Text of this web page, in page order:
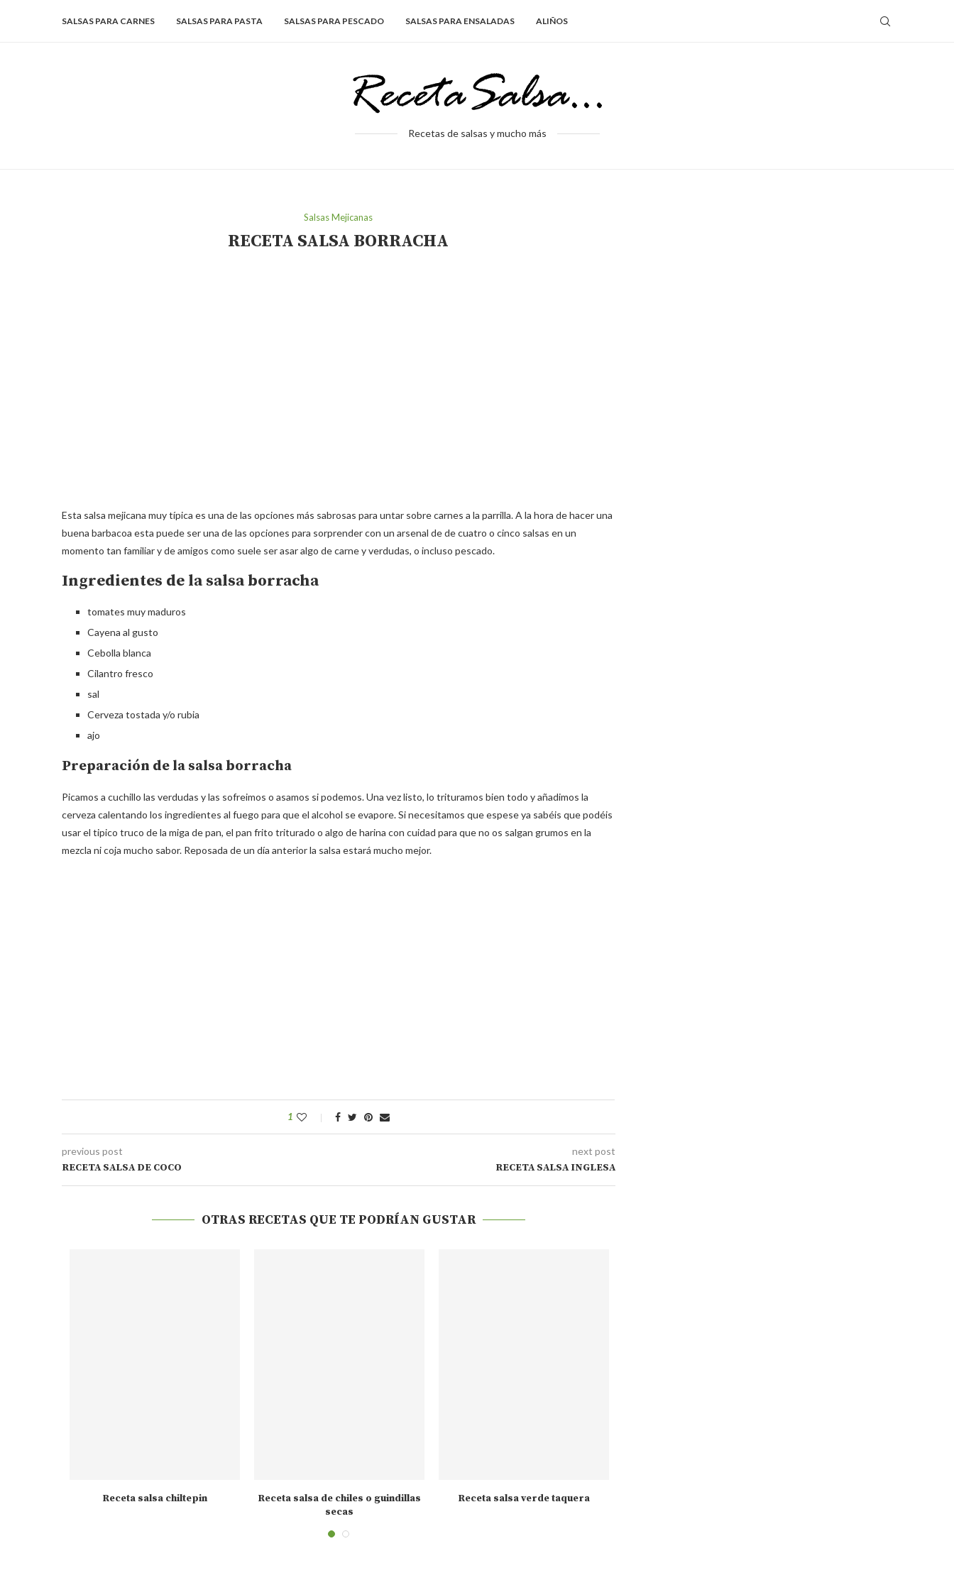
SALSAS PARA CARNES SALSAS PARA PASTA SALSAS PARA PESCADO SALSAS PARA ENSALADAS ALIÑOS
Recetas de salsas y mucho más
Salsas Mejicanas
RECETA SALSA BORRACHA
Esta salsa mejicana muy típica es una de las opciones más sabrosas para untar sobre carnes a la parrilla. A la hora de hacer una
buena barbacoa esta puede ser una de las opciones para sorprender con un arsenal de de cuatro o cinco salsas en un
momento tan familiar y de amigos como suele ser asar algo de carne y verdudas, o incluso pescado.
Ingredientes de la salsa borracha
tomates muy maduros
Cayena al gusto
Cebolla blanca
Cilantro fresco
sal
Cerveza tostada y/o rubia
ajo
Preparación de la salsa borracha
Picamos a cuchillo las verdudas y las sofreimos o asamos si podemos. Una vez listo, lo trituramos bien todo y añadimos la
cerveza calentando los ingredientes al fuego para que el alcohol se evapore. Si necesitamos que espese ya sabéis que podéis
usar el tipico truco de la miga de pan, el pan frito triturado o algo de harina con cuidad para que no os salgan grumos en la
mezcla ni coja mucho sabor. Reposada de un día anterior la salsa estará mucho mejor.
1
previous post
RECETA SALSA DE COCO
next post
RECETA SALSA INGLESA
OTRAS RECETAS QUE TE PODRÍAN GUSTAR
Receta salsa chiltepin
Receta salsa de chiles o guindillas
secas
Receta salsa verde taquera